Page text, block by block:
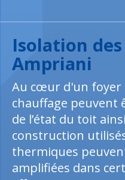
Isolation
Ampriani
Au cœur d'un foyer
chauffage peuvent
de l’état du toit
construction
thermiques
amplifiées dans